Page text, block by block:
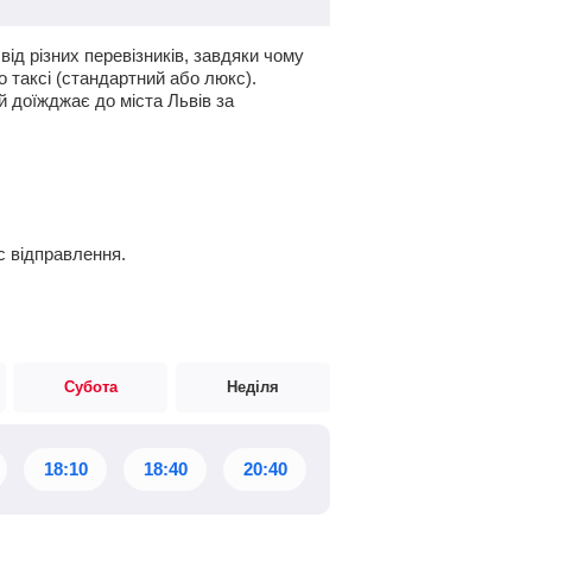
різних перевізників, завдяки чому
таксі (стандартний або люкс).
доїжджає до міста Львів за
відправлення.
Субота Неділя
18:10 18:40 20:40